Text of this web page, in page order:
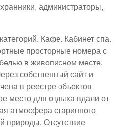
администраторы,
Кафе. Кабинет спа.
просторные номера с
в живописном месте.
собственный сайт и
в реестре объектов
место для отдыха вдали от
атмосфера старинного
природы. Отсутствие